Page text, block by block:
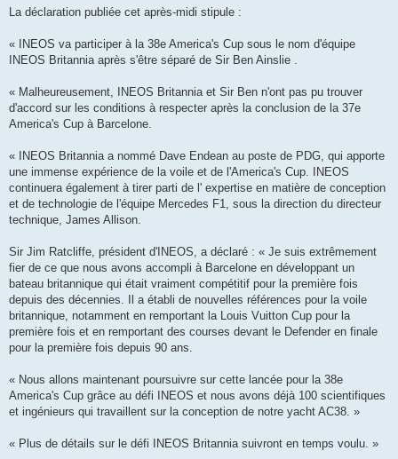
La déclaration publiée cet après-midi stipule :
« INEOS va participer à la 38e America's Cup sous le nom d'équipe
INEOS Britannia après s'être séparé de Sir Ben Ainslie .
« Malheureusement, INEOS Britannia et Sir Ben n'ont pas pu trouver
d'accord sur les conditions à respecter après la conclusion de la 37e
America's Cup à Barcelone.
« INEOS Britannia a nommé Dave Endean au poste de PDG, qui apporte
une immense expérience de la voile et de l'America's Cup. INEOS
continuera également à tirer parti de l' expertise en matière de conception
et de technologie de l'équipe Mercedes F1, sous la direction du directeur
technique, James Allison.
Sir Jim Ratcliffe, président d'INEOS, a déclaré : « Je suis extrêmement
fier de ce que nous avons accompli à Barcelone en développant un
bateau britannique qui était vraiment compétitif pour la première fois
depuis des décennies. Il a établi de nouvelles références pour la voile
britannique, notamment en remportant la Louis Vuitton Cup pour la
première fois et en remportant des courses devant le Defender en finale
pour la première fois depuis 90 ans.
« Nous allons maintenant poursuivre sur cette lancée pour la 38e
America's Cup grâce au défi INEOS et nous avons déjà 100 scientifiques
et ingénieurs qui travaillent sur la conception de notre yacht AC38. »
« Plus de détails sur le défi INEOS Britannia suivront en temps voulu. »